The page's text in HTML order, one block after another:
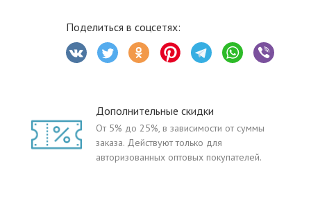
Поделиться в соцсетях:
Дополнительные скидки
От 5% до 25%, в зависимости от суммы
заказа. Действуют только для
авторизованных оптовых покупателей.